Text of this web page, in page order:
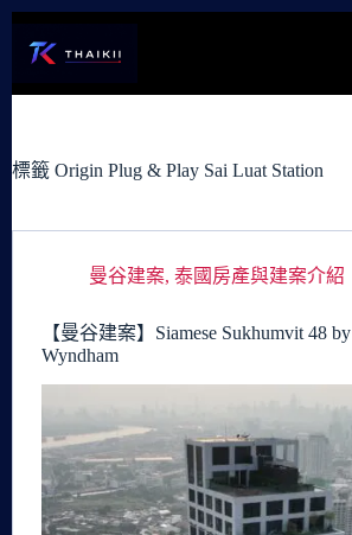
容
標籤 Origin Plug & Play Sai Luat Station
曼谷建案, 泰國房產與建案介紹
【曼谷建案】Siamese Sukhumvit 48 by
Wyndham